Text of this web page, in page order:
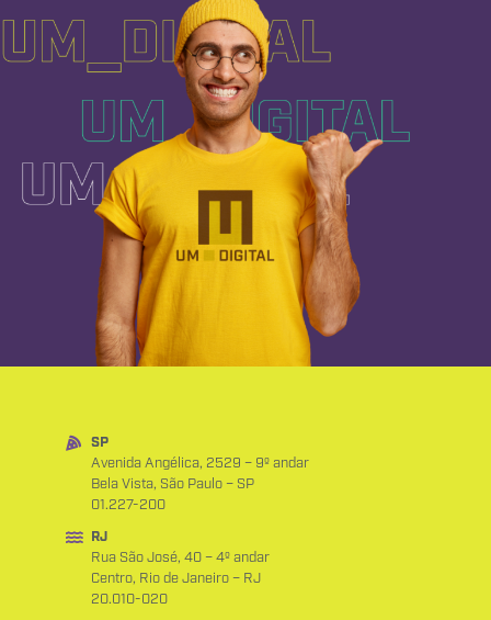
SP
Avenida Angélica, 2529 – 9º andar
Bela Vista, São Paulo – SP
01.227-200
RJ
Rua São José, 40 – 4º andar
Centro, Rio de Janeiro – RJ
20.010-020